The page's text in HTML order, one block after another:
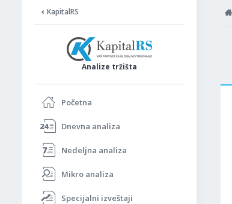
KapitalRS
Analize tržišta
Početna
Dnevna analiza
Nedeljna analiza
Mikro analiza
Specijalni izveštaji